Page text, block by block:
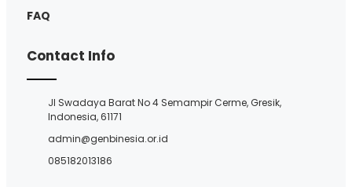
FAQ
Contact Info
Jl Swadaya Barat No 4 Semampir Cerme, Gresik,
Indonesia, 61171
admin@genbinesia.or.id
085182013186